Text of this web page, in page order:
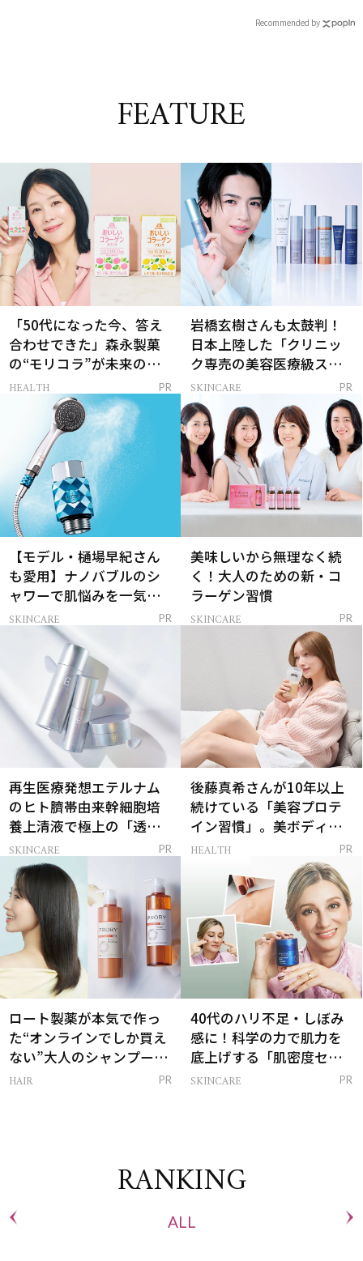
Recommended by
FEATURE
「50代になった今、答え
合わせできた」森永製菓
の“モリコラ”が未来のキ
レイを連れてくる！
HEALTH PR
岩橋玄樹さんも太鼓判！
日本上陸した「クリニッ
ク専売の美容医療級スキ
ンケア」
SKINCARE PR
【モデル・樋場早紀さん
も愛用】ナノバブルのシ
ャワーで肌悩みを一気に
解決
SKINCARE PR
美味しいから無理なく続
く！大人のための新・コ
ラーゲン習慣
SKINCARE PR
再生医療発想エテルナム
のヒト臍帯由来幹細胞培
養上清液で極上の「透明
感ハリ肌」へ
SKINCARE PR
後藤真希さんが10年以上
続けている「美容プロテ
イン習慣」。美ボディを
支える朝ルーティンと
HEALTH PR
ロート製薬が本気で作っ
た“オンラインでしか買え
ない”大人のシャンプー＆
トリートメントって？
HAIR PR
40代のハリ不足・しぼみ
感に！科学の力で肌力を
底上げする「肌密度セラ
ム」
SKINCARE PR
RANKING
ALL